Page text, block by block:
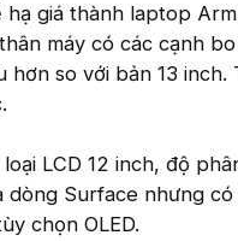
hạ giá thành laptop
máy có các cạnh
hơn so với bản 13
LCD 12 inch, độ
dòng Surface nhưng
chọn OLED.